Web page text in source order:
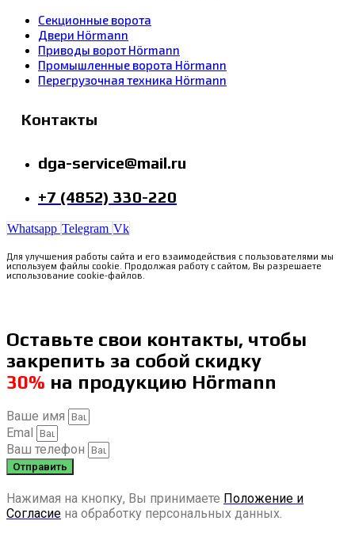
Секционные ворота
Двери Hörmann
Приводы ворот Hörmann
Промышленные ворота Hörmann
Перегрузочная техника Hörmann
Контакты
dga-service@mail.ru
+7 (4852) 330-220
Whatsapp Telegram Vk
Для улучшения работы сайта и его взаимодействия с пользователями мы
используем файлы cookie. Продолжая работу с сайтом, Вы разрешаете
использование cookie-файлов.
Оставьте свои контакты, чтобы
закрепить за собой скидку
30% на продукцию Hörmann
Ваше имя
Emal
Ваш телефон
Отправить
Нажимая на кнопку, Вы принимаете Положение и
Согласие на обработку персональных данных.